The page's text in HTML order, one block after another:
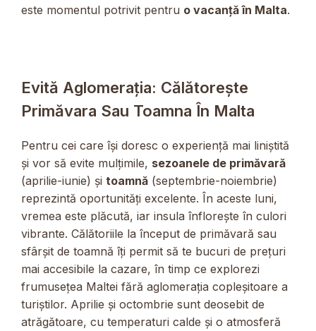
este momentul potrivit pentru o vacanță în Malta.
Evită Aglomerația: Călătorește
Primăvara Sau Toamna În Malta
Pentru cei care își doresc o experiență mai liniștită
și vor să evite mulțimile, sezoanele de primăvară
(aprilie-iunie) și toamnă (septembrie-noiembrie)
reprezintă oportunități excelente. În aceste luni,
vremea este plăcută, iar insula înflorește în culori
vibrante. Călătoriile la început de primăvară sau
sfârșit de toamnă îți permit să te bucuri de prețuri
mai accesibile la cazare, în timp ce explorezi
frumusețea Maltei fără aglomerația copleșitoare a
turiștilor. Aprilie și octombrie sunt deosebit de
atrăgătoare, cu temperaturi calde și o atmosferă